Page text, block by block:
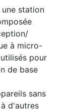
station
à micro-
pour
de base
sans
d'autres